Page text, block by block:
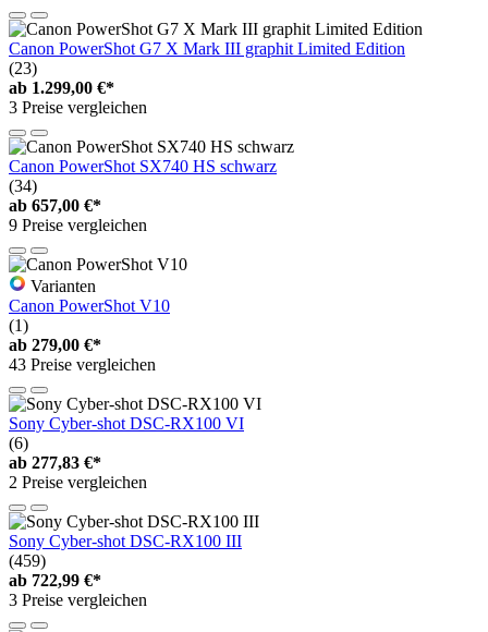
Canon PowerShot G7 X Mark III graphit Limited Edition
(23)
ab 1.299,00 €*
3 Preise vergleichen
Canon PowerShot SX740 HS schwarz
(34)
ab 657,00 €*
9 Preise vergleichen
Varianten
Canon PowerShot V10
(1)
ab 279,00 €*
43 Preise vergleichen
Sony Cyber-shot DSC-RX100 VI
(6)
ab 277,83 €*
2 Preise vergleichen
Sony Cyber-shot DSC-RX100 III
(459)
ab 722,99 €*
3 Preise vergleichen